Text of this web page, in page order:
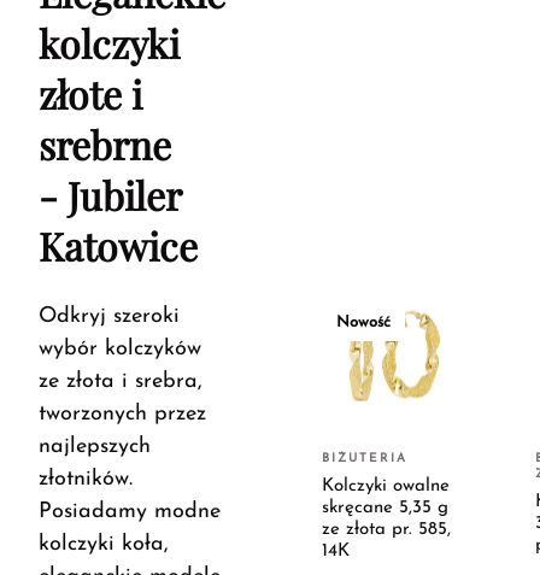
kolczyki
złote i
srebrne
- Jubiler
Katowice
Odkryj szeroki
wybór kolczyków
ze złota i srebra,
tworzonych przez
najlepszych
złotników.
Posiadamy modne
kolczyki koła,
Nowość
BIŻUTERIA
Kolczyki owalne
skręcane 5,35 g
ze złota pr. 585,
14K